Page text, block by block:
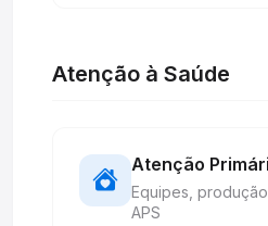
Atenção à Saúde
Atenção
Equipes,
APS